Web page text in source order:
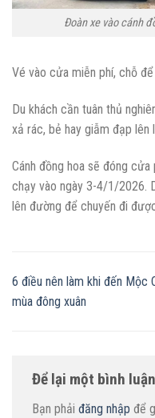
Đoàn xe vào cánh
Vé vào cửa miễn phí, chỗ
Du khách cần tuân thủ
xả rác, bẻ hay giẫm đạp lên
Cánh đồng hoa sẽ đóng
chạy vào ngày 3-4/1/2026.
lên đường để chuyến đi
6 điều nên làm khi đến Mộc
mùa đông xuân
Để lại một bình luận
Bạn phải đăng nhập để